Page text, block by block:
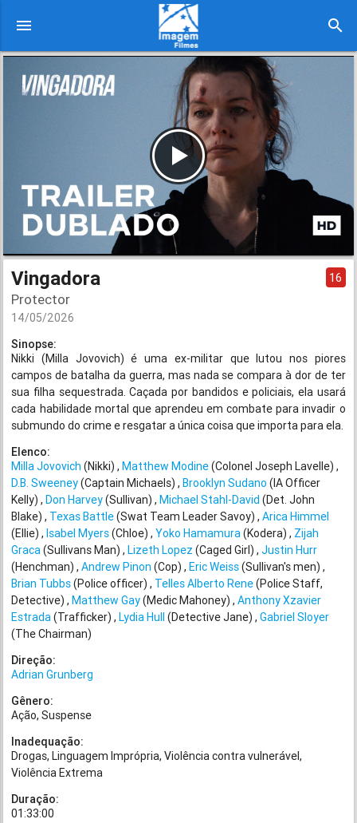
menu search
Vingadora 16
Protector
14/05/2026
Sinopse:
Nikki (Milla Jovovich) é uma ex-militar que lutou nos piores
campos de batalha da guerra, mas nada se compara à dor de ter
sua filha sequestrada. Caçada por bandidos e policiais, ela usará
cada habilidade mortal que aprendeu em combate para invadir o
submundo do crime e resgatar a única coisa que importa para ela.
Elenco:
Milla Jovovich (Nikki) Matthew Modine(Colonel Joseph Lavelle)
D.B. Sweeney(Captain Michaels) Brooklyn Sudano (IA Officer
Kelly) Don Harvey(Sullivan) Michael Stahl-David (Det. John
Blake) Texas Battle(Swat Team Leader Savoy) Arica Himmel
(Ellie) Isabel Myers(Chloe) Yoko Hamamura(Kodera) Zijah
Graca(Sullivans Man) Lizeth Lopez (Caged Girl) Justin Hurr
(Henchman) Andrew Pinon (Cop) Eric Weiss(Sullivan's men)
Brian Tubbs(Police officer) Telles Alberto Rene(Police Staff,
Detective) Matthew Gay(Medic Mahoney) Anthony Xzavier
Estrada(Trafficker) Lydia Hull (Detective Jane) Gabriel Sloyer
(The Chairman)
Direção:
Adrian Grunberg
Gênero:
Ação Suspense
Inadequação:
Drogas Linguagem Imprópria Violência contra vulnerável
Violência Extrema
Duração:
01:33:00